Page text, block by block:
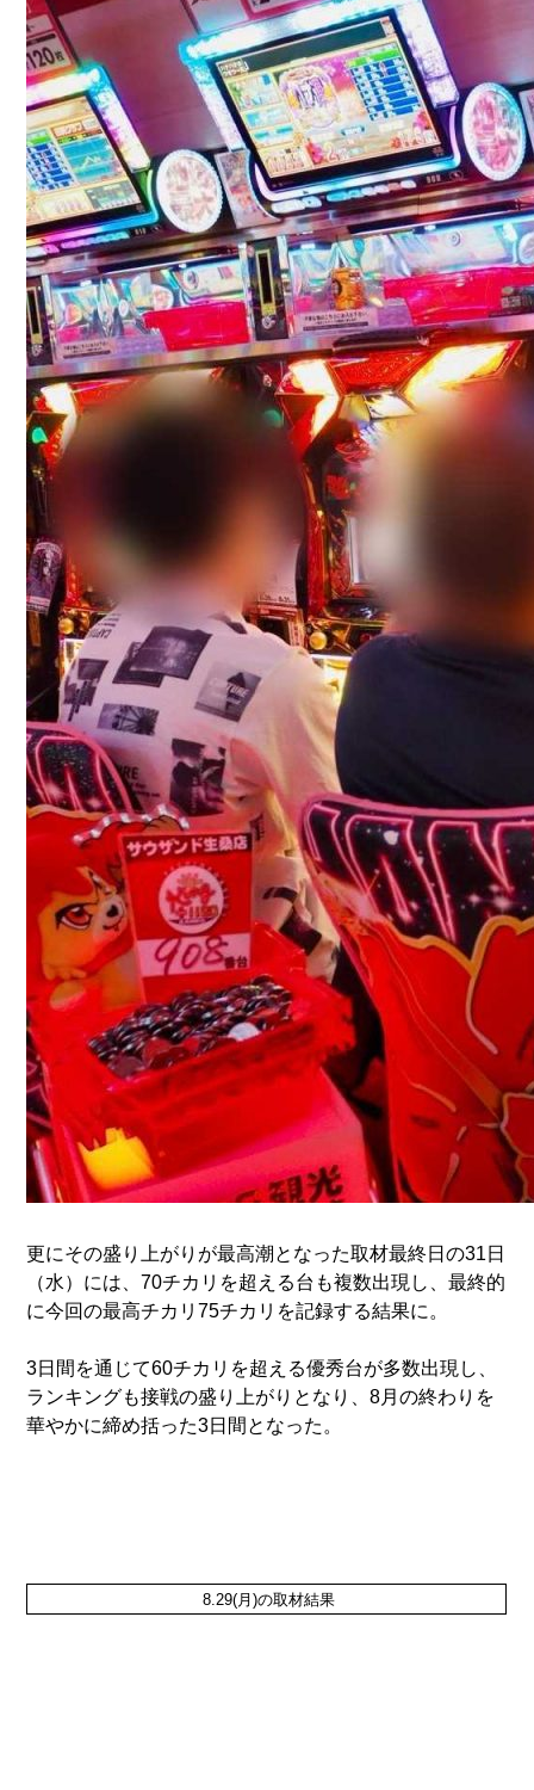
更にその盛り上がりが最高潮となった取材最終日の31日
（水）には、70チカリを超える台も複数出現し、最終的
に今回の最高チカリ75チカリを記録する結果に。
3日間を通じて60チカリを超える優秀台が多数出現し、
ランキングも接戦の盛り上がりとなり、8月の終わりを
華やかに締め括った3日間となった。
8.29(月)の取材結果